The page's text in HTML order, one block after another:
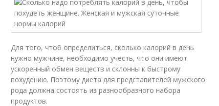
Для того, чтоб определиться, сколько калорий в день
нужно мужчине, необходимо учесть, что они имеют
ускоренный обмен веществ и склонны к быстрому
похудению. Поэтому диета для представителей мужского
рода должна состоять из разнообразного набора
продуктов.